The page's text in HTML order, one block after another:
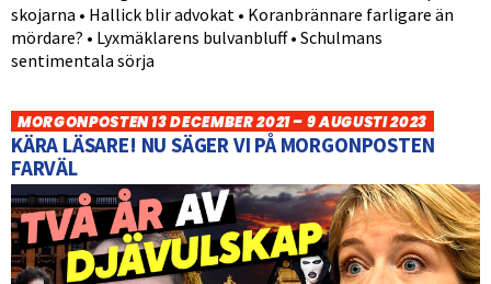
skojarna • Hallick blir advokat • Koranbrännare farligare än
mördare? • Lyxmäklarens bulvanbluff • Schulmans
sentimentala sörja
MORGONPOSTEN 13 DECEMBER 2021 – 9 AUGUSTI 2023
KÄRA LÄSARE! NU SÄGER VI PÅ MORGONPOSTEN
FARVÄL